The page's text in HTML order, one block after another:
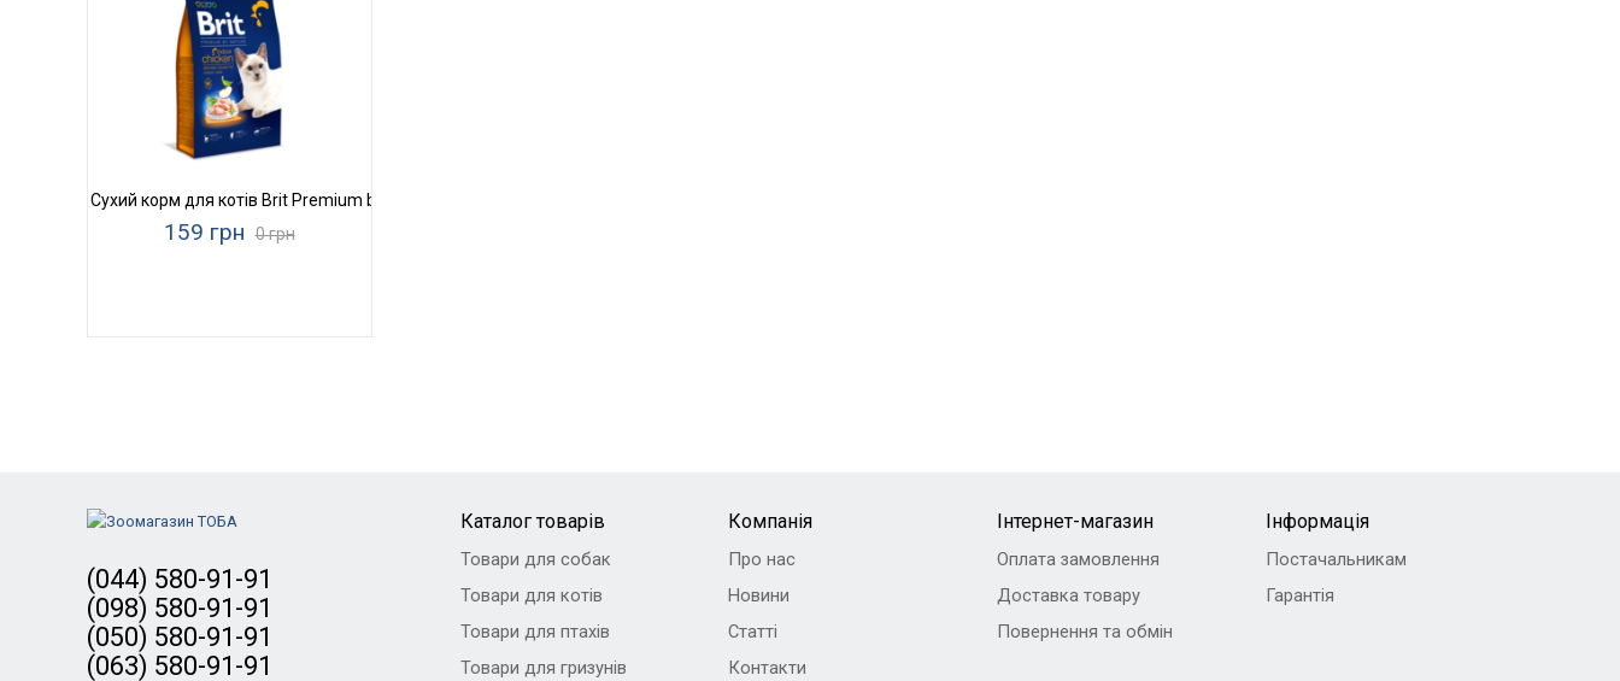
Сухий корм для котів Brit Premium by Nature Indoor Chicken
159 грн 0 грн
(044) 580-91-91
(098) 580-91-91
(050) 580-91-91
(063) 580-91-91
Каталог товарів
Товари для собак
Товари для котів
Товари для птахів
Товари для гризунів
Компанія
Про нас
Новини
Статті
Контакти
Інтернет-магазин
Оплата замовлення
Доставка товару
Повернення та обмін
Інформація
Постачальникам
Гарантія